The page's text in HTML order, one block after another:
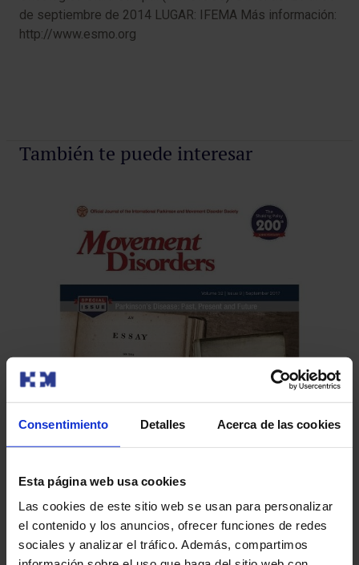
Consentimiento Detalles Acerca de las cookies
Esta página web usa cookies
Las cookies de este sitio web se usan para personalizar
el contenido y los anuncios, ofrecer funciones de redes
sociales y analizar el tráfico. Además, compartimos
de septiembre de 2014 LUGAR: IFEMA Más información:
http://www.esmo.org
También te puede interesar
‘Movement Disorders’, la revista que edita el
Dr. Obeso, se convierte en una de las